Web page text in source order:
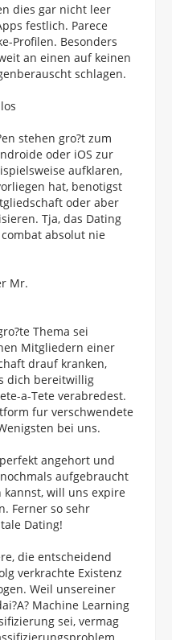
dies gar nicht leer
festlich. Parece
Profilen. Besonders
an einen auf keinen
schlagen.
stehen gro?t zum
oder iOS zur
aufklaren,
hat, benotigst
oder aber
Tja, das Dating
absolut nie
Mr.
Thema sei
Mitgliedern einer
drauf kranken,
dich bereitwillig
a-Tete verabredest.
fur verschwendete
bei uns.
angehort und
aufgebraucht
will uns expire
Ferner so sehr
Dating!
die entscheidend
verkrachte Existenz
Weil unsereiner
Machine Learning
sei, vermag